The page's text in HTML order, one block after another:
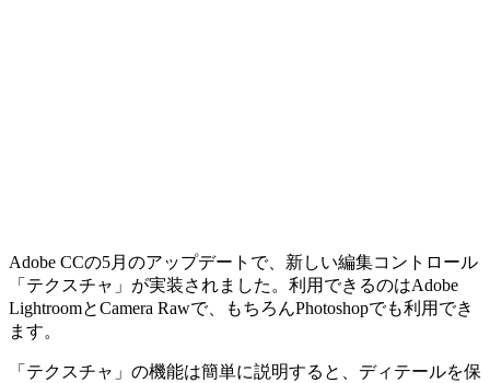
Adobe CCの5月のアップデートで、新しい編集コントロール
「テクスチャ」が実装されました。利用できるのはAdobe
LightroomとCamera Rawで、もちろんPhotoshopでも利用でき
ます。
「テクスチャ」の機能は簡単に説明すると、ディテールを保